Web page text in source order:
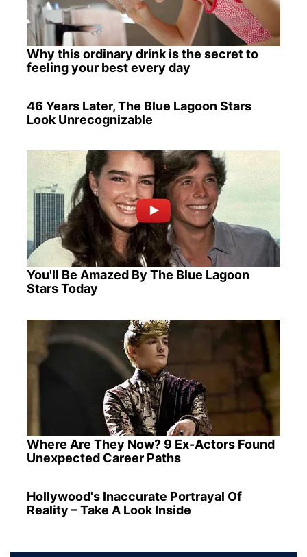
Why this ordinary drink is the secret to
feeling your best every day
46 Years Later, The Blue Lagoon Stars
Look Unrecognizable
You'll Be Amazed By The Blue Lagoon
Stars Today
Where Are They Now? 9 Ex-Actors Found
Unexpected Career Paths
Hollywood's Inaccurate Portrayal Of
Reality – Take A Look Inside